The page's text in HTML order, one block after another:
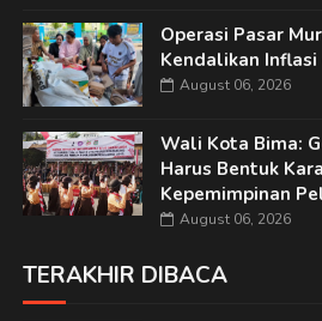
Operasi Pasar
Kendalikan
August 06, 2026
Wali Kota Bima:
Harus Bentuk
Kepemimpinan
August 06, 2026
TERAKHIR DIBACA